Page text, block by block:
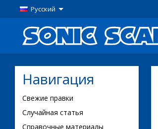
Русский
Навигация
Свежие правки
Случайная статья
Справочные материалы